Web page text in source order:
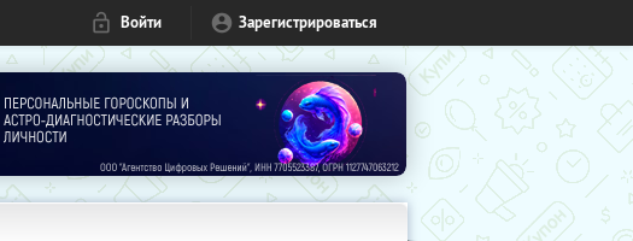
Войти Зарегистрироваться